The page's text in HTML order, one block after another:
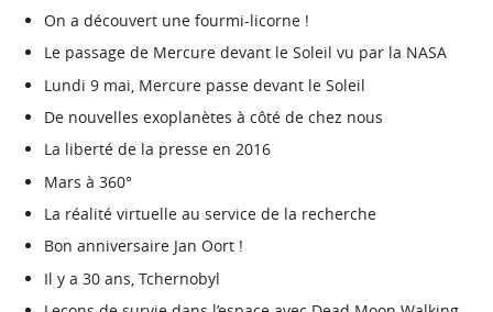
On a découvert une fourmi-licorne !
Le passage de Mercure devant le Soleil vu par la NASA
Lundi 9 mai, Mercure passe devant le Soleil
De nouvelles exoplanètes à côté de chez nous
La liberté de la presse en 2016
Mars à 360°
La réalité virtuelle au service de la recherche
Bon anniversaire Jan Oort !
Il y a 30 ans, Tchernobyl